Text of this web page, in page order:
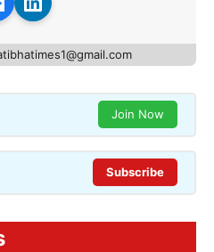
Join Now
Subscribe